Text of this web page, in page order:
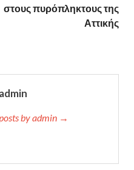
στους πυρόπληκτους της
Αττικής
by admin →